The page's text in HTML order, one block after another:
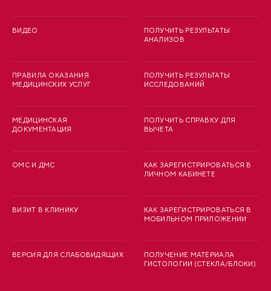
ВИДЕО
ПРАВИЛА ОКАЗАНИЯ
МЕДИЦИНСКИХ УСЛУГ
МЕДИЦИНСКАЯ
ДОКУМЕНТАЦИЯ
ОМС И ДМС
ВИЗИТ В КЛИНИКУ
ВЕРСИЯ ДЛЯ СЛАБОВИДЯЩИХ
ПОЛУЧИТЬ РЕЗУЛЬТАТЫ
АНАЛИЗОВ
ПОЛУЧИТЬ РЕЗУЛЬТАТЫ
ИССЛЕДОВАНИЙ
ПОЛУЧИТЬ СПРАВКУ ДЛЯ
ВЫЧЕТА
КАК ЗАРЕГИСТРИРОВАТЬСЯ В
ЛИЧНОМ КАБИНЕТЕ
КАК ЗАРЕГИСТРИРОВАТЬСЯ В
МОБИЛЬНОМ ПРИЛОЖЕНИИ
ПОЛУЧЕНИЕ МАТЕРИАЛА
ГИСТОЛОГИИ (СТЕКЛА/БЛОКИ)